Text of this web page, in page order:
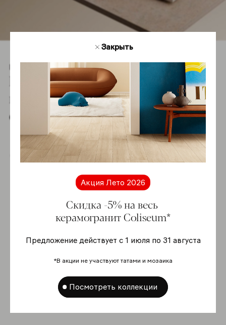
Гамма
Познакомьтесь co
всей гаммой
серии
Купить online
Закрыть
Акция Лето 2026
Скидка -5% на весь
керамогранит Coliseum*
Предложение действует с 1 июля по 31 августа
*В акции не участвуют татами и мозаика
Посмотреть коллекции